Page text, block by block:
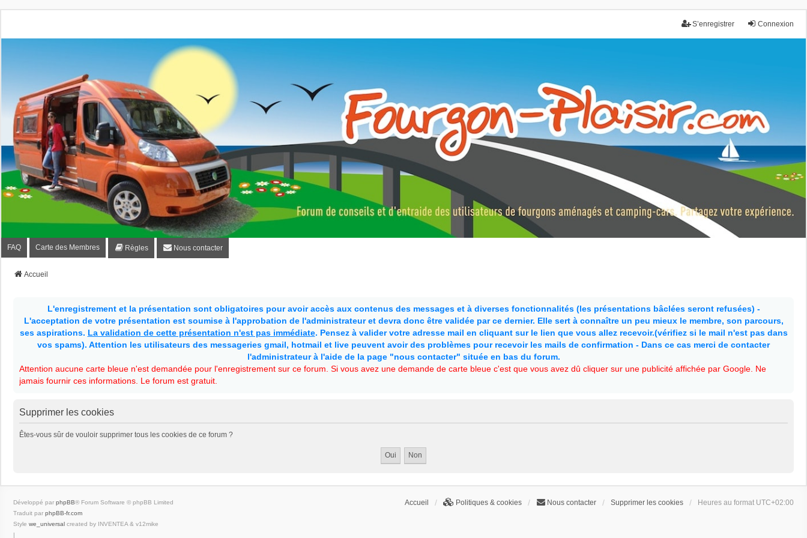
Connexion
S’enregistrer
Fourgon-plaisir.com
Forum de conseils et d'entraide des utilisateurs de fourgons, fourgons aménagés, vans et de camping-car. Partagez votre expérience.
FAQ Carte des Membres Règles Nous contacter
Accueil
L'enregistrement et la présentation sont obligatoires pour avoir accès aux contenus des messages et à diverses fonctionnalités (les présentations bâclées seront refusées) -
L'acceptation de votre présentation est soumise à l'approbation de l'administrateur et devra donc être validée par ce dernier. Elle sert à connaître un peu mieux le membre, son parcours,
ses aspirations. La validation de cette présentation n'est pas immédiate. Pensez à valider votre adresse mail en cliquant sur le lien que vous allez recevoir.(vérifiez si le mail n'est pas dans
vos spams). Attention les utilisateurs des messageries gmail, hotmail et live peuvent avoir des problèmes pour recevoir les mails de confirmation - Dans ce cas merci de contacter
l'administrateur à l'aide de la page "nous contacter" située en bas du forum.
Attention aucune carte bleue n'est demandée pour l'enregistrement sur ce forum. Si vous avez une demande de carte bleue c'est que vous avez dû cliquer sur une publicité affichée par Google. Ne
jamais fournir ces informations. Le forum est gratuit.
Supprimer les cookies
Êtes-vous sûr de vouloir supprimer tous les cookies de ce forum ?
Accueil Politiques & cookies Nous contacter Supprimer les cookies Heures au format UTC+02:00
Développé par phpBB® Forum Software © phpBB Limited
Traduit par phpBB-fr.com
Style we_universal created by INVENTEA & v12mike
|